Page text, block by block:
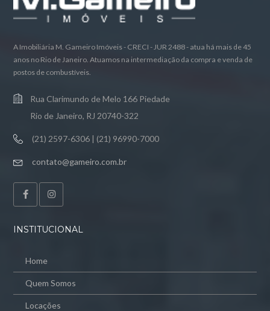
A Imobiliária M. Gameiro Imóveis - CRECI - JUR 2488 - atua há mais de 45
anos no Rio de Janeiro. Atuamos na intermediação da compra e venda de
postos de combustíveis.
Rua Clarimundo de Melo 166 Piedade
Rio de Janeiro, RJ 20740-322
(21) 2597-6306 | (21) 96990-7000
contato@gameiro.com.br
INSTITUCIONAL
Home
Quem Somos
Locações